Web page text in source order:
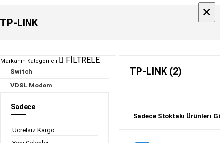
TP-LINK
Markanın Kategorileri FİLTRELE
Switch
VDSL Modem
Sadece
Ücretsiz Kargo
TP-LINK (2)
Sadece Stoktaki Ürünleri
×
×